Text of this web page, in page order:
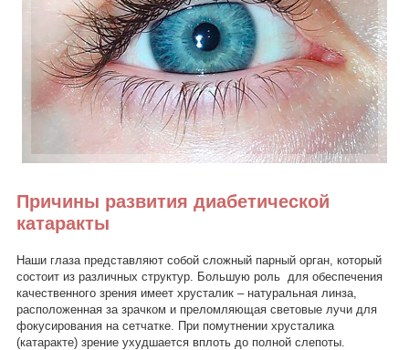
Причины развития диабетической
катаракты
Наши глаза представляют собой сложный парный орган, который
состоит из различных структур. Большую роль для обеспечения
качественного зрения имеет хрусталик – натуральная линза,
расположенная за зрачком и преломляющая световые лучи для
фокусирования на сетчатке. При помутнении хрусталика
(катаракте) зрение ухудшается вплоть до полной слепоты.